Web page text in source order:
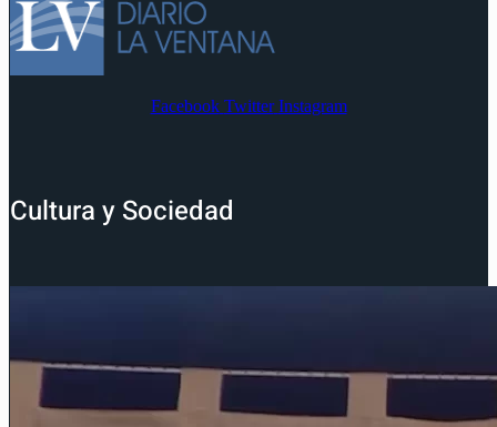
Facebook Twitter Instagram
Cultura y Sociedad